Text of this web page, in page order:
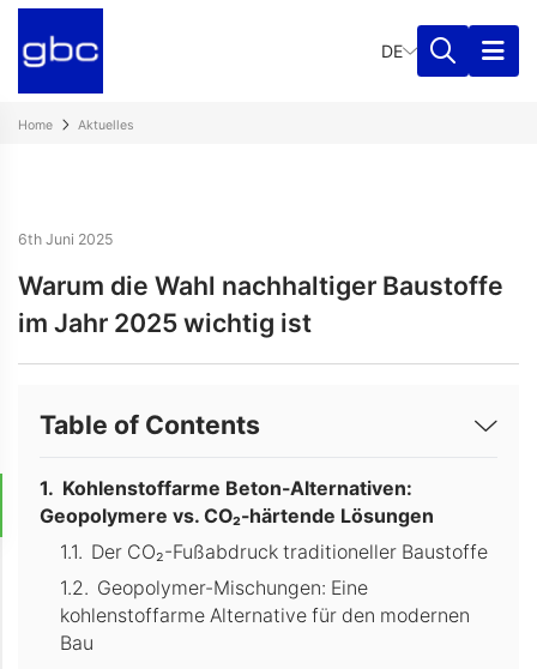
DE
Home Aktuelles
6th Juni 2025
Warum die Wahl nachhaltiger Baustoffe
im Jahr 2025 wichtig ist
Table of Contents
Kohlenstoffarme Beton-Alternativen:
Geopolymere vs. CO₂-härtende Lösungen
Der CO₂-Fußabdruck traditioneller Baustoffe
Geopolymer-Mischungen: Eine
kohlenstoffarme Alternative für den modernen
Bau